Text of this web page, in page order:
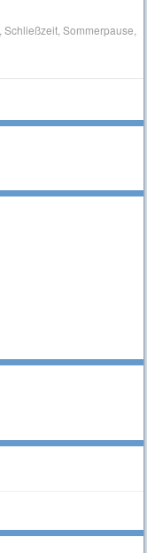
,Schließzeit ,Sommerpause